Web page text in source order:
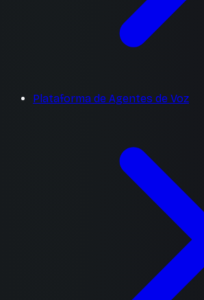
Plataforma de Agentes de Voz